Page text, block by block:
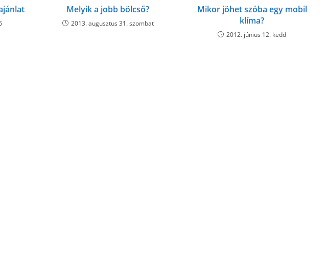
Melyik a jobb bölcső?
2013. augusztus 31. szombat
Mikor jöhet szóba egy mobil
klíma?
2012. június 12. kedd